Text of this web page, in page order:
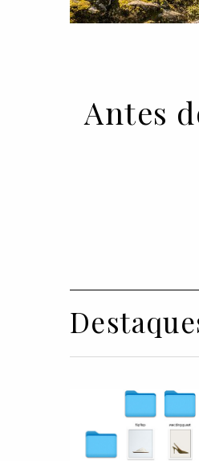
Antes